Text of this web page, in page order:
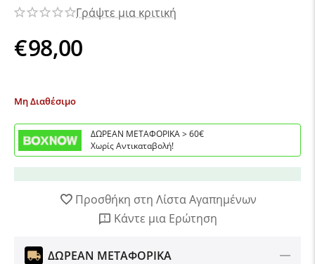
Γράψτε μια κριτική
€98,00
Μη Διαθέσιμο
ΔΩΡΕΑΝ ΜΕΤΑΦΟΡΙΚΑ > 60€
Χωρίς Αντικαταβολή!
Προσθήκη στη Λίστα Αγαπημένων
Κάντε μια Ερώτηση
ΔΩΡΕΑΝ ΜΕΤΑΦΟΡΙΚΑ